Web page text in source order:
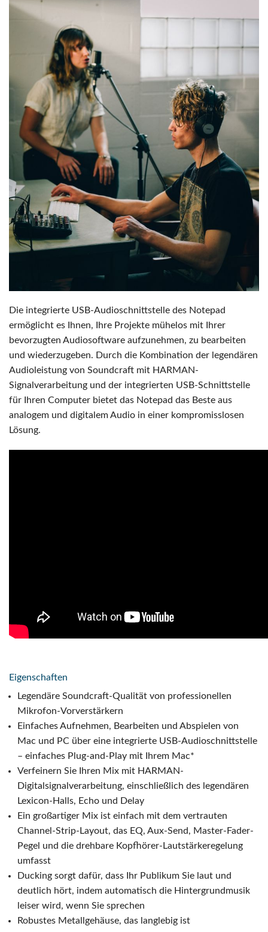
Die integrierte USB-Audioschnittstelle des Notepad
ermöglicht es Ihnen, Ihre Projekte mühelos mit Ihrer
bevorzugten Audiosoftware aufzunehmen, zu bearbeiten
und wiederzugeben. Durch die Kombination der legendären
Audioleistung von Soundcraft mit HARMAN-
Signalverarbeitung und der integrierten USB-Schnittstelle
für Ihren Computer bietet das Notepad das Beste aus
analogem und digitalem Audio in einer kompromisslosen
Lösung.
Eigenschaften
Legendäre Soundcraft-Qualität von professionellen
Mikrofon-Vorverstärkern
Einfaches Aufnehmen, Bearbeiten und Abspielen von
Mac und PC über eine integrierte USB-Audioschnittstelle
– einfaches Plug-and-Play mit Ihrem Mac*
Verfeinern Sie Ihren Mix mit HARMAN-
Digitalsignalverarbeitung, einschließlich des legendären
Lexicon-Halls, Echo und Delay
Ein großartiger Mix ist einfach mit dem vertrauten
Channel-Strip-Layout, das EQ, Aux-Send, Master-Fader-
Pegel und die drehbare Kopfhörer-Lautstärkeregelung
umfasst
Ducking sorgt dafür, dass Ihr Publikum Sie laut und
deutlich hört, indem automatisch die Hintergrundmusik
leiser wird, wenn Sie sprechen
Robustes Metallgehäuse, das langlebig ist